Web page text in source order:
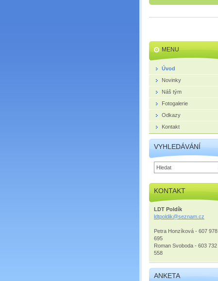
MENU
Úvod
Novinky
Náš tým
Fotogalerie
Odkazy
Kontakt
VYHLEDÁVÁNÍ
KONTAKT
LDT Poldík
ldtpoldik@seznam .cz
Petra Honzíková - 607 978
695
Roman Svoboda - 603 732
558
ANKETA